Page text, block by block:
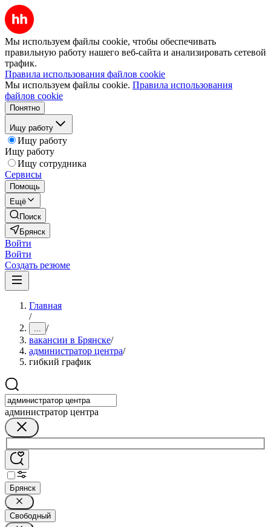
Мы используем файлы cookie, чтобы обеспечивать
правильную работу нашего веб-сайта и анализировать сетевой
трафик.
Правила использования файлов cookie
Мы используем файлы cookie. Правила использования
файлов cookie
Понятно
Ищу работу
Ищу работу
Ищу работу
Ищу сотрудника
Сервисы
Помощь
Ещё
Поиск
Брянск
Войти
Войти
Создать резюме
Главная
/
... /
вакансии в Брянске/
администратор центра/
гибкий график
администратор центра
Брянск
Свободный